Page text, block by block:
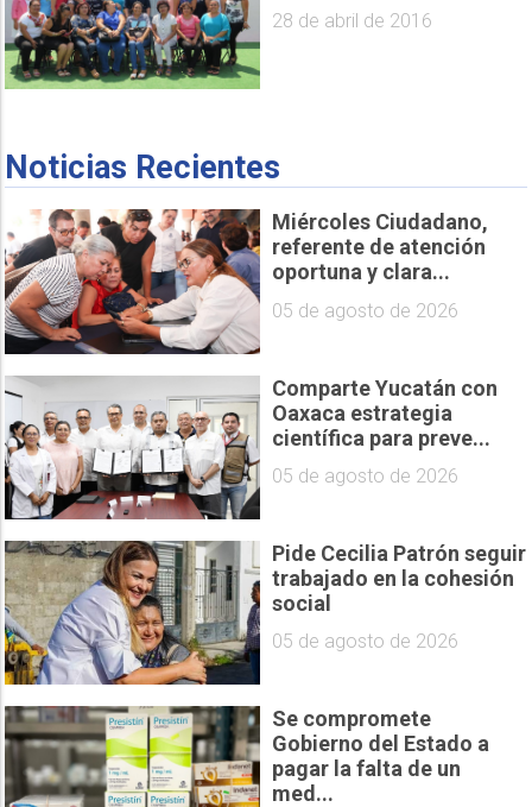
28 de abril de 2016
Noticias Recientes
Miércoles Ciudadano,
referente de atención
oportuna y clara...
05 de agosto de 2026
Comparte Yucatán con
Oaxaca estrategia
científica para preve...
05 de agosto de 2026
Pide Cecilia Patrón seguir
trabajado en la cohesión
social
05 de agosto de 2026
Se compromete
Gobierno del Estado a
pagar la falta de un
med...